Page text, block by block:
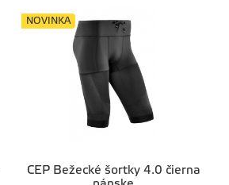
CEP Bežecké šortky 4.0 čierna
NOVINKA